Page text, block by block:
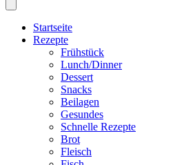
Startseite
Rezepte
Frühstück
Lunch/Dinner
Dessert
Snacks
Beilagen
Gesundes
Schnelle Rezepte
Brot
Fleisch